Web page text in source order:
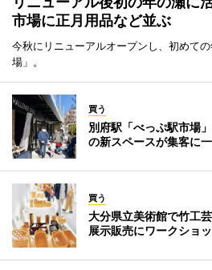
市場に正月用品など並ぶ
今秋にリニューアルオープンし、初めて
場」。
買う
別府駅「べっぷ駅市場
の新スペースが集客に
買う
大分県立美術館で竹工
展示販売にワークショ